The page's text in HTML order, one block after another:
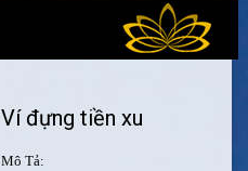
Ví đựng tiền xu
Mô Tả: